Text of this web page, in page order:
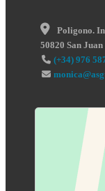
Poligono.
50820 San
(+34) 976